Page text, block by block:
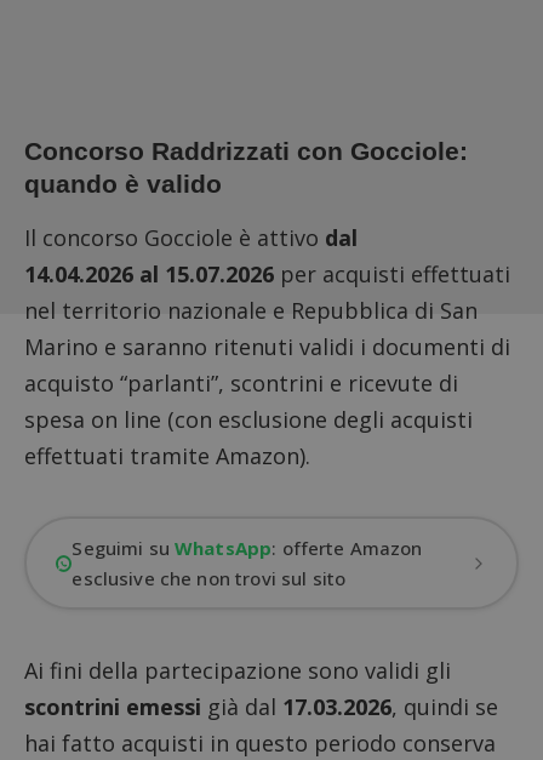
Concorso Raddrizzati con Gocciole:
quando è valido
Il concorso Gocciole è attivo dal
14.04.2026 al 15.07.2026 per acquisti effettuati
nel territorio nazionale e Repubblica di San
Marino e saranno ritenuti validi i documenti di
acquisto “parlanti”, scontrini e ricevute di
spesa on line (con esclusione degli acquisti
effettuati tramite Amazon).
Seguimi suWhatsApp: offerte Amazon
esclusive che non trovi sul sito
Ai fini della partecipazione sono validi gli
scontrini emessi già dal 17.03.2026, quindi se
hai fatto acquisti in questo periodo conserva